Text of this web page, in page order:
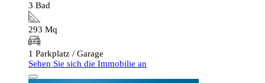
3 Bad
293 Mq
1 Parkplatz / Garage
Sehen Sie sich die Immobilie an